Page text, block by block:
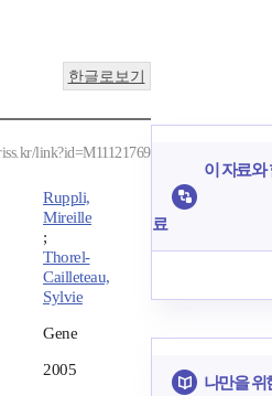
한글로보기
link?id=M11121769
Ruppli,
Mireille
;
Thorel-
Cailleteau,
Sylvie
Gene
2005
이 자료와
료
나만을 위